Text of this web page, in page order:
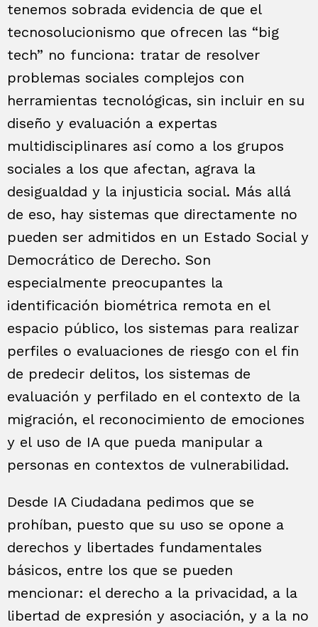
tenemos sobrada evidencia de que el
tecnosolucionismo que ofrecen las “big
tech” no funciona: tratar de resolver
problemas sociales complejos con
herramientas tecnológicas, sin incluir en su
diseño y evaluación a expertas
multidisciplinares así como a los grupos
sociales a los que afectan, agrava la
desigualdad y la injusticia social. Más allá
de eso, hay sistemas que directamente no
pueden ser admitidos en un Estado Social y
Democrático de Derecho. Son
especialmente preocupantes la
identificación biométrica remota en el
espacio público, los sistemas para realizar
perfiles o evaluaciones de riesgo con el fin
de predecir delitos, los sistemas de
evaluación y perfilado en el contexto de la
migración, el reconocimiento de emociones
y el uso de IA que pueda manipular a
personas en contextos de vulnerabilidad.
Desde IA Ciudadana pedimos que se
prohíban, puesto que su uso se opone a
derechos y libertades fundamentales
básicos, entre los que se pueden
mencionar: el derecho a la privacidad, a la
libertad de expresión y asociación, y a la no